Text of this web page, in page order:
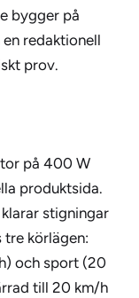
bygger på
redaktionell
prov.
på 400 W
produktsida.
stigningar
körlägen:
och sport (20
till 20 km/h